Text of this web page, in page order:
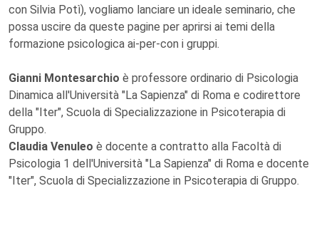
con Silvia Potì), vogliamo lanciare un ideale seminario, che
possa uscire da queste pagine per aprirsi ai temi della
formazione psicologica ai-per-con i gruppi.
Gianni Montesarchio è professore ordinario di Psicologia
Dinamica all'Università "La Sapienza" di Roma e codirettore
della "Iter", Scuola di Specializzazione in Psicoterapia di
Gruppo.
Claudia Venuleo è docente a contratto alla Facoltà di
Psicologia 1 dell'Università "La Sapienza" di Roma e docente
"Iter", Scuola di Specializzazione in Psicoterapia di Gruppo.